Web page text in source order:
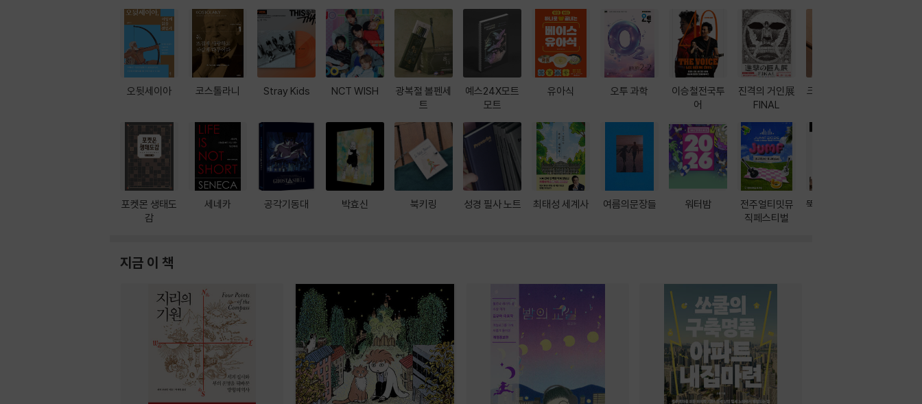
오뒷세이아
포켓몬 생태도
감
코스톨라니
세네카
Stray Kids
공각기동대
NCT WISH
박효신
광복절 볼펜세
트
북키링
예스24X모트
모트
성경 필사 노트
유아식
최태성 세계사
오투 과학
여름의문장들
이승철전국투
어
워터밤
진격의 거인展
FINAL
전주얼티밋뮤
직페스티벌
크레마 이북 리
뚝딱! AI 3대장
지금 이 책